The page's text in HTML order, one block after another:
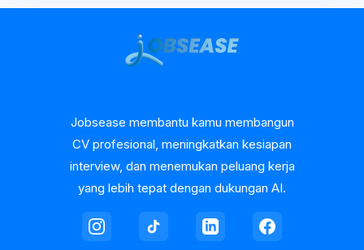
Jobsease membantu kamu membangun
CV profesional, meningkatkan kesiapan
interview, dan menemukan peluang kerja
yang lebih tepat dengan dukungan AI.